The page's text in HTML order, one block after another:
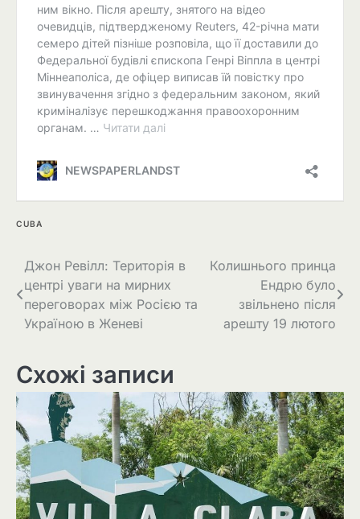
CUBA
Навігація
записів
Джон Ревілл: Територія в
центрі уваги на мирних
переговорах між Росією та
Україною в Женеві
Колишнього принца
Ендрю було
звільнено після
арешту 19 лютого
Схожі записи